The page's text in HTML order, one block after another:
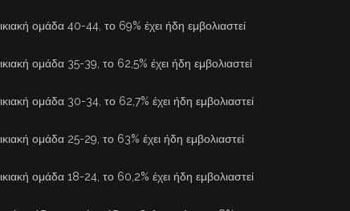
ομάδα 40-44, το 69% έχει ήδη εμβολιαστεί
ομάδα 35-39, το 62,5% έχει ήδη εμβολιαστεί
ομάδα 30-34, το 62,7% έχει ήδη εμβολιαστεί
ομάδα 25-29, το 63% έχει ήδη εμβολιαστεί
ομάδα 18-24, το 60,2% έχει ήδη εμβολιαστεί